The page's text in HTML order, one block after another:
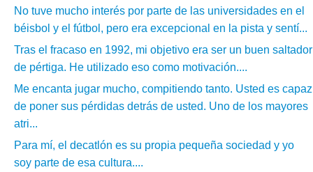
No tuve mucho interés por parte de las universidades en el
béisbol y el fútbol, pero era excepcional en la pista y sentí...
Tras el fracaso en 1992, mi objetivo era ser un buen saltador
de pértiga. He utilizado eso como motivación....
Me encanta jugar mucho, compitiendo tanto. Usted es capaz
de poner sus pérdidas detrás de usted. Uno de los mayores
atri...
Para mí, el decatlón es su propia pequeña sociedad y yo
soy parte de esa cultura....